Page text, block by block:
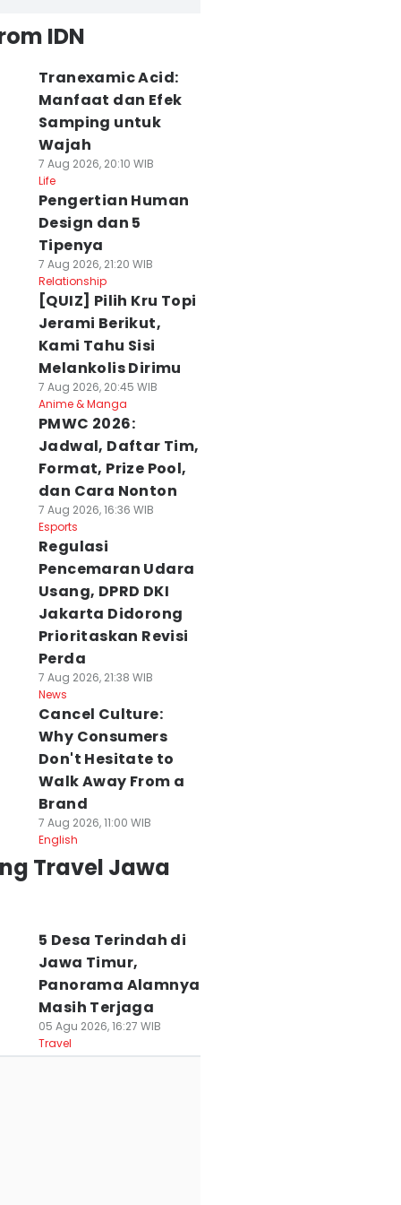
IDN
Tranexamic Acid:
Manfaat dan Efek
Samping untuk
Wajah
7 Aug 2026, 20:10 WIB
Life
Pengertian Human
Design dan 5
Tipenya
7 Aug 2026, 21:20 WIB
Relationship
[QUIZ] Pilih Kru Topi
Jerami Berikut,
Kami Tahu Sisi
Melankolis Dirimu
7 Aug 2026, 20:45 WIB
Anime & Manga
PMWC 2026:
Jadwal, Daftar Tim,
Format, Prize Pool,
dan Cara Nonton
7 Aug 2026, 16:36 WIB
Esports
Regulasi
Pencemaran Udara
Usang, DPRD DKI
Jakarta Didorong
Prioritaskan Revisi
Perda
7 Aug 2026, 21:38 WIB
News
Cancel Culture:
Why Consumers
Don't Hesitate to
Walk Away From a
Brand
7 Aug 2026, 11:00 WIB
English
Travel Jawa
5 Desa Terindah di
Jawa Timur,
Panorama Alamnya
Masih Terjaga
05 Agu 2026, 16:27 WIB
Travel